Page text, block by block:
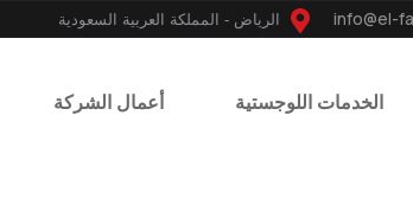
الرياض - المملكة العربية السعودية
الخدمات اللوجستية أعمال الشركة